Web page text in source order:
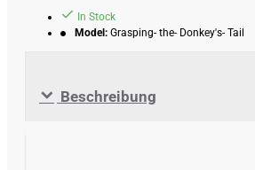
In Stock
Model: Grasping- the- Donkey's- Tail
Beschreibung